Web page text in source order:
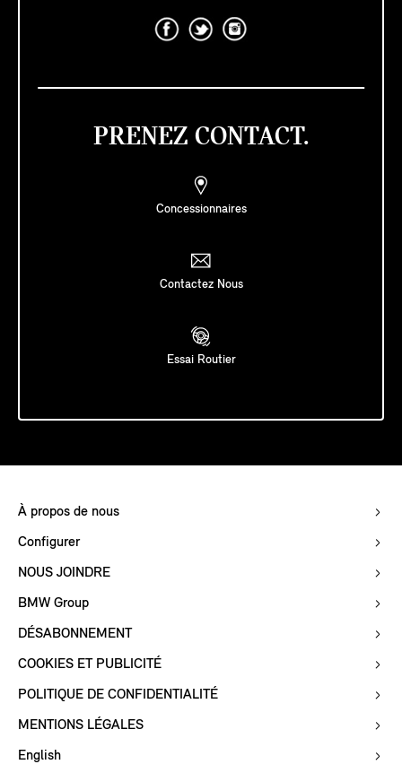
PRENEZ CONTACT.
Concessionnaires
Contactez Nous
Essai Routier
À propos de nous
Configurer
NOUS JOINDRE
BMW Group
DÉSABONNEMENT
COOKIES ET PUBLICITÉ
POLITIQUE DE CONFIDENTIALITÉ
MENTIONS LÉGALES
English